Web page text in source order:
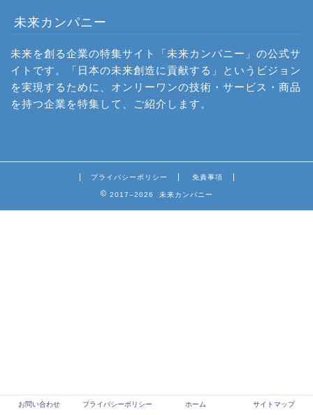
未来カンパニー
未来を創る企業の特集サイト「未来カンパニー」の公式サ
イトです。「日本の未来創造に貢献する」というビジョン
を実現するために、オンリーワンの技術・サービス・商品
を持つ企業を特集して、ご紹介します。
プライバシーポリシー 免責事項
2017–2026 未来カンパニー
お問い合わせ プライバシーポリシー ホーム サイトマップ